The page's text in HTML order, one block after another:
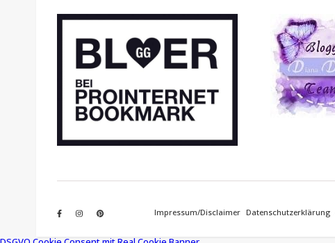
Impressum/Disclaimer Datenschutzerklärung